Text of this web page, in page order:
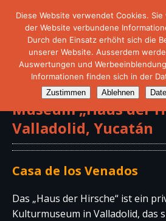
Museum „Haus der
Valladolid, Yucatán
Casa de los Venados
Das „Haus der Hirsche“ ist ein
Kulturmuseum in Valladolid, das
Diese Website verwendet Cookies.
der Website verbundene
Durch den Einsatz erhöht sich die
unserer Website. Ausserdem
Auswertungen und
Informationen finden sich in der
Zustimmen Ablehnen